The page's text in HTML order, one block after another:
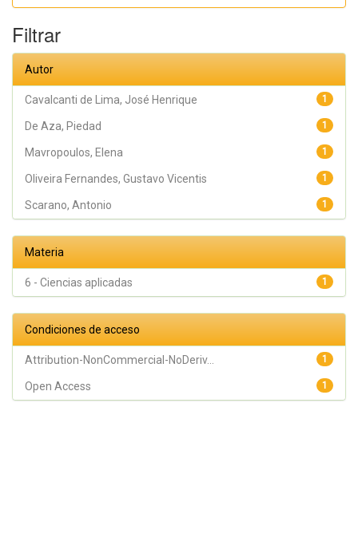
Filtrar
Autor
1
Cavalcanti de Lima, José Henrique
1
De Aza, Piedad
1
Mavropoulos, Elena
1
Oliveira Fernandes, Gustavo Vicentis
1
Scarano, Antonio
Materia
1
6 - Ciencias aplicadas
Condiciones de acceso
1
Attribution-NonCommercial-NoDeriv...
1
Open Access